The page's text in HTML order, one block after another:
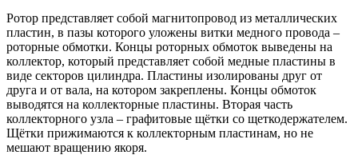
Ротор представляет собой магнитопровод из металлических
пластин, в пазы которого уложены витки медного провода –
роторные обмотки. Концы роторных обмоток выведены на
коллектор, который представляет собой медные пластины в
виде секторов цилиндра. Пластины изолированы друг от
друга и от вала, на котором закреплены. Концы обмоток
выводятся на коллекторные пластины. Вторая часть
коллекторного узла – графитовые щётки со щеткодержателем.
Щётки прижимаются к коллекторным пластинам, но не
мешают вращению якоря.